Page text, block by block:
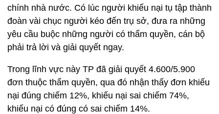
chính nhà nước. Có lúc người khiếu nại tụ tập thành
đoàn vài chục người kéo đến trụ sở, đưa ra những
yêu cầu buộc những người có thẩm quyền, cán bộ
phải trả lời và giải quyết ngay.
Trong lĩnh vực này TP đã giải quyết 4.600/5.900
đơn thuộc thẩm quyền, qua đó nhận thấy đơn khiếu
nại đúng chiếm 12%, khiếu nại sai chiếm 74%,
khiếu nại có đúng có sai chiếm 14%.